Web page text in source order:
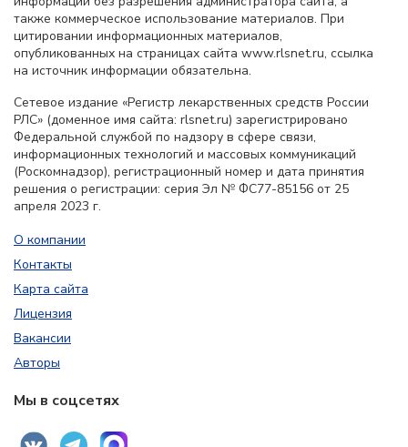
также коммерческое использование материалов. При
цитировании информационных материалов,
опубликованных на страницах сайта www.rlsnet.ru, ссылка
на источник информации обязательна.
Сетевое издание «Регистр лекарственных средств России
РЛС» (доменное имя сайта: rlsnet.ru) зарегистрировано
Федеральной службой по надзору в сфере связи,
информационных технологий и массовых коммуникаций
(Роскомнадзор), регистрационный номер и дата принятия
решения о регистрации: серия Эл № ФС77-85156 от 25
апреля 2023 г.
О компании
Контакты
Карта сайта
Лицензия
Вакансии
Авторы
Мы в соцсетях